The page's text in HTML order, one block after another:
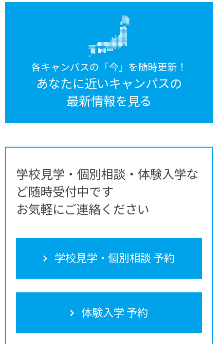
各キャンパスの「今」を随時更新！
あなたに近いキャンパスの
最新情報を見る
学校見学・個別相談・体験入学な
ど随時受付中です
お気軽にご連絡ください
学校見学・個別相談 予約
体験入学 予約